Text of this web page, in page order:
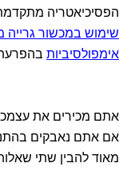
הפסיכיאטריה
שימוש במכשור
אימפולסיביות בהפרעת
אתם מכירים את
אם אתם נאבקים
מאוד להבין שתי